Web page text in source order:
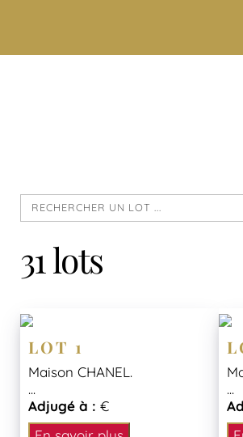
31 lots
LOT 1
Maison CHANEL.
...
Adjugé à : €
...